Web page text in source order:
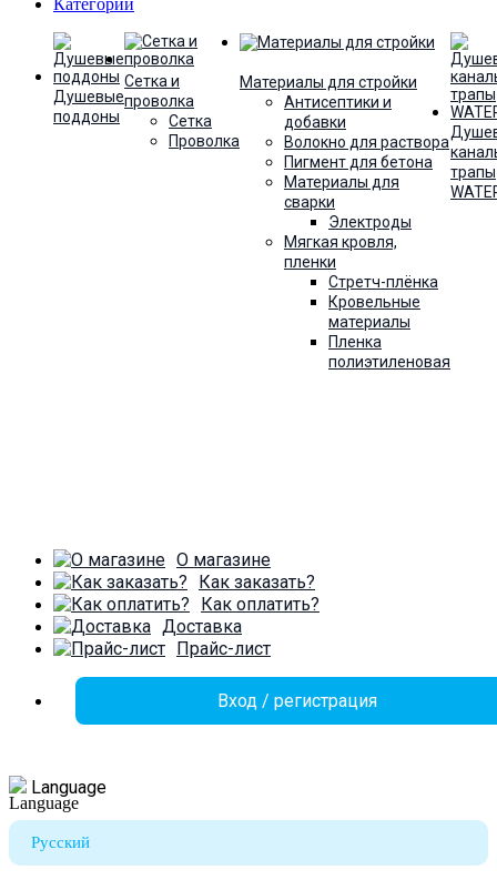
Категории
Душевые
поддоны
Сетка и
проволка
Сетка
Проволка
Материалы для стройки
Антисептики и
добавки
Волокно для раствора
Пигмент для бетона
Материалы для
сварки
Электроды
Мягкая кровля,
пленки
Стретч-плёнка
Кровельные
материалы
Пленка
полиэтиленовая
трапы
О магазине
Как заказать?
Как оплатить?
Доставка
Прайс-лист
Вход / регистрация
Language
Русский